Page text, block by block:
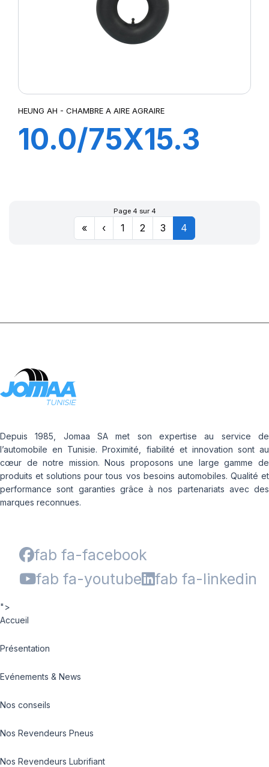
HEUNG AH - CHAMBRE A AIRE AGRAIRE
10.0/75X15.3
Page 4 sur 4
« ‹ 1 2 3 4
Depuis 1985, Jomaa SA met son expertise au service de
l’automobile en Tunisie. Proximité, fiabilité et innovation sont au
cœur de notre mission. Nous proposons une large gamme de
produits et solutions pour tous vos besoins automobiles. Qualité et
performance sont garanties grâce à nos partenariats avec des
marques reconnues.
fab fa-facebook
fab fa-youtube
fab fa-linkedin
">
Accueil
Présentation
Evénements & News
Nos conseils
Nos Revendeurs Pneus
Nos Revendeurs Lubrifiant